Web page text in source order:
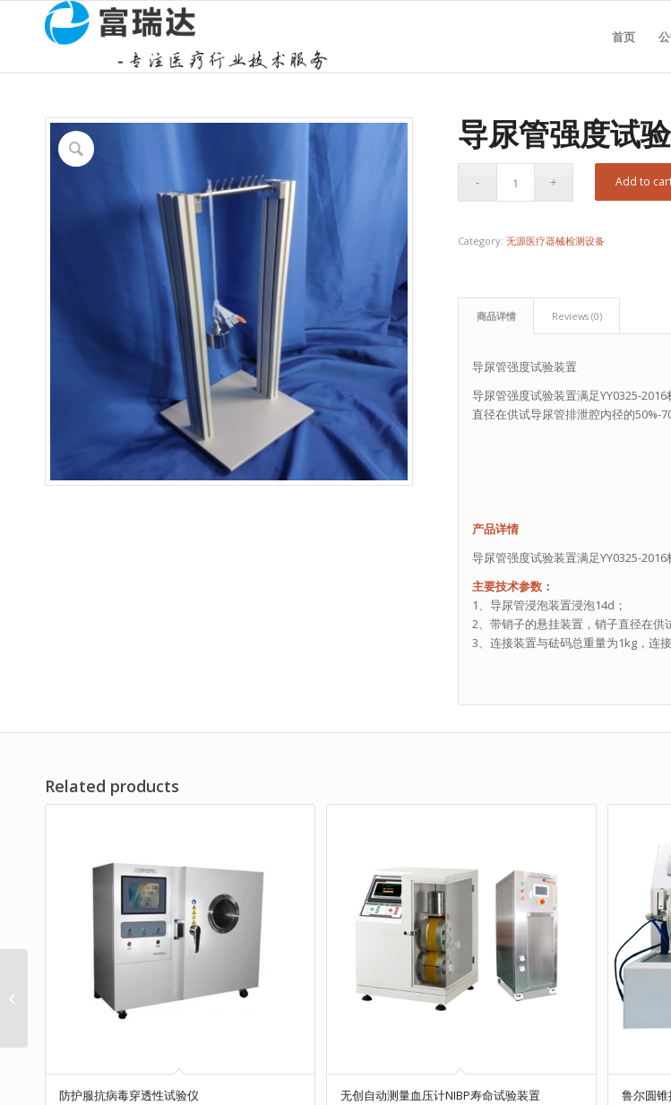
首页
导尿管强度试
Add to
Category: 无源医疗器械检测设备
商品详情 Reviews (0)
导尿管强度试验装置
导尿管强度试验装置满足YY0325-
直径在供试导尿管排泄腔内径的50%-
产品详情
导尿管强度试验装置满足YY0325-2016
主要技术参数：
1、导尿管浸泡装置浸泡14d；
2、带销子的悬挂装置，销子直径在供
3、连接装置与砝码总重量为1kg，连
Related products
防护服抗病毒穿透性试验仪 无创自动测量血压计NIBP寿命试验装置 鲁尔圆
导尿管球襄回收试验装